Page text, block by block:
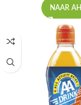
NAAR AH